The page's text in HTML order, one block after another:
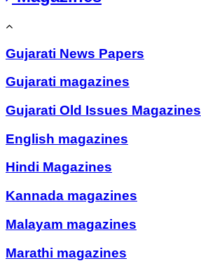
Gujarati News Papers
Gujarati magazines
Gujarati Old Issues Magazines
English magazines
Hindi Magazines
Kannada magazines
Malayam magazines
Marathi magazines